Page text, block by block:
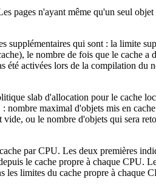
pages n'ayant même qu'un seul
supplémentaires qui sont : la limite
le nombre de fois que le cache a
été activées lors de la compilation du
slab d'allocation pour le cache
maximal d'objets mis en
ou le nombre d'objets qui sera
par CPU. Les deux premières
le cache propre à chaque CPU.
limites du cache propre à chaque